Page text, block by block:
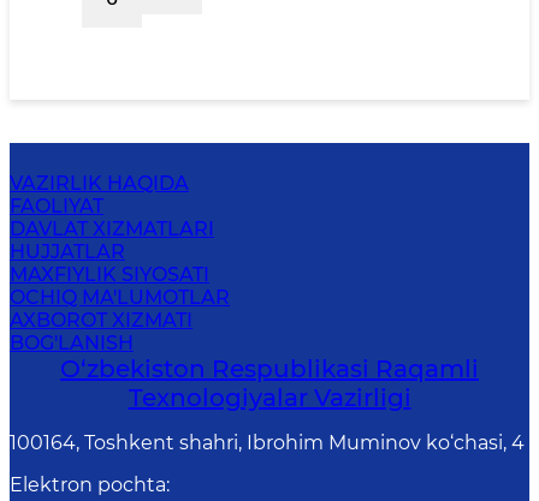
VAZIRLIK HAQIDA
FAOLIYAT
DAVLAT XIZMATLARI
HUJJATLAR
MAXFIYLIK SIYOSATI
OCHIQ MA'LUMOTLAR
AXBOROT XIZMATI
BOG'LANISH
O‘zbekiston Respublikasi Raqamli
Texnologiyalar Vazirligi
100164, Toshkent shahri, Ibrohim Muminov ko‘chasi, 4
Elektron pochta: